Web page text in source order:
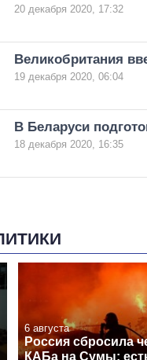
20 декабря 2020, 17:32
Великобритания
19 декабря 2020, 06:04
В Беларуси
18 декабря 2020, 16:35
6 августа
Россия сбросила
КАБа на Сумы: